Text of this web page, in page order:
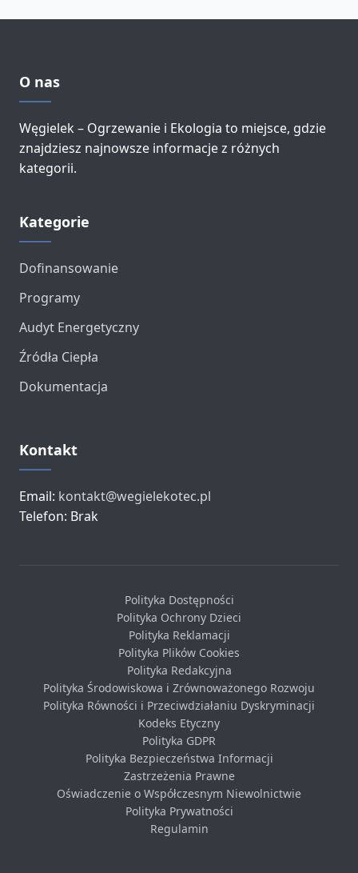
O nas
Węgielek – Ogrzewanie i Ekologia to miejsce, gdzie
znajdziesz najnowsze informacje z różnych
kategorii.
Kategorie
Dofinansowanie
Programy
Audyt Energetyczny
Źródła Ciepła
Dokumentacja
Kontakt
Email: kontakt@wegielekotec.pl
Telefon: Brak
Polityka Dostępności
Polityka Ochrony Dzieci
Polityka Reklamacji
Polityka Plików Cookies
Polityka Redakcyjna
Polityka Środowiskowa i Zrównoważonego Rozwoju
Polityka Równości i Przeciwdziałaniu Dyskryminacji
Kodeks Etyczny
Polityka GDPR
Polityka Bezpieczeństwa Informacji
Zastrzeżenia Prawne
Oświadczenie o Współczesnym Niewolnictwie
Polityka Prywatności
Regulamin